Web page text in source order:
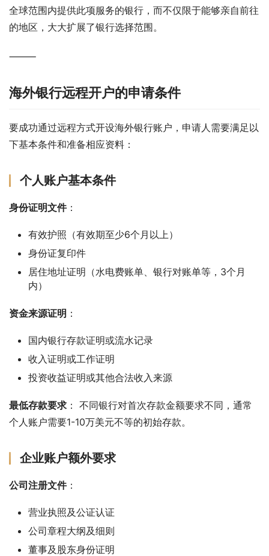
全球范围内提供此项服务的银行，而不仅限于能够亲自前往
的地区，大大扩展了银行选择范围。
⸻
海外银行远程开户的申请条件
要成功通过远程方式开设海外银行账户，申请人需要满足以
下基本条件和准备相应资料：
个人账户基本条件
身份证明文件：
有效护照（有效期至少6个月以上）
身份证复印件
居住地址证明（水电费账单、银行对账单等，3个月
内）
资金来源证明 ：
国内银行存款证明或流水记录
收入证明或工作证明
投资收益证明或其他合法收入来源
最低存款要求 ： 不同银行对首次存款金额要求不同，通常
个人账户需要1-10万美元不等的初始存款。
企业账户额外要求
公司注册文件：
营业执照及公证认证
公司章程大纲及细则
董事及股东身份证明